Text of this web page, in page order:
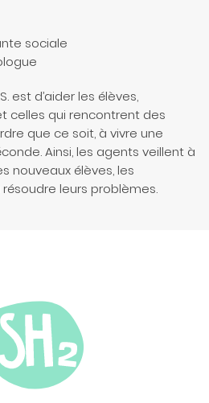
sociale
est d’aider les élèves,
celles qui rencontrent des
que ce soit, à vivre une
Ainsi, les agents veillent à
nouveaux élèves, les
leurs problèmes.